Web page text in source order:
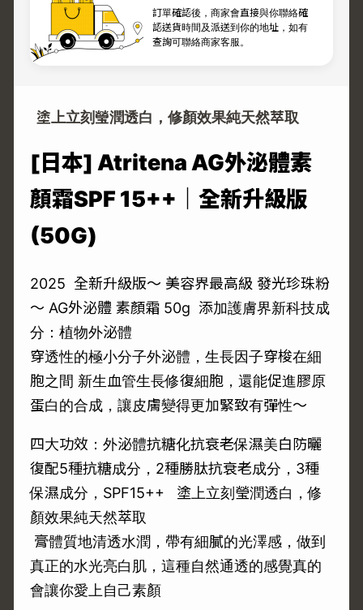
訂單確認後，商家會直接與你聯絡確
認送貨時間及派送到你的地址，如有
查詢可聯絡商家客服。
塗上立刻瑩潤透白，修顏效果純天然萃取️
[日本] Atritena AG外泌體素
顏霜SPF 15++｜全新升級版
(50G)
2025 全新升級版～ 美容界最高級 發光珍珠粉
～ AG外泌體 素顏霜 50g 添加護膚界新科技成
分：植物外泌體
穿透性的極小分子外泌體，生長因子穿梭在細
胞之間 新生血管生長修復細胞，還能促進膠原
蛋白的合成，讓皮膚變得更加緊致有彈性〜
四大功效：外泌體抗糖化抗衰老保濕美白防曬
復配5種抗糖成分，2種勝肽抗衰老成分，3種
保濕成分，SPF15++ 塗上立刻瑩潤透白，修
顏效果純天然萃取️
膏體質地清透水潤，帶有細膩的光澤感，做到
真正的水光亮白肌，這種自然通透的感覺真的
會讓你愛上自己素顏